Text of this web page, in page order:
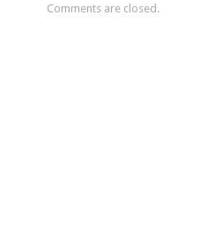
Comments are closed.